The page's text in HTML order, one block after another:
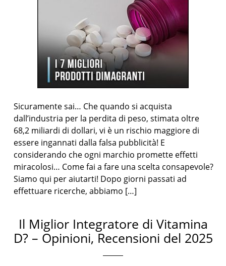
Sicuramente sai… Che quando si acquista
dall’industria per la perdita di peso, stimata oltre
68,2 miliardi di dollari, vi è un rischio maggiore di
essere ingannati dalla falsa pubblicità! E
considerando che ogni marchio promette effetti
miracolosi… Come fai a fare una scelta consapevole?
Siamo qui per aiutarti! Dopo giorni passati ad
effettuare ricerche, abbiamo […]
Il Miglior Integratore di Vitamina
D? – Opinioni, Recensioni del 2025